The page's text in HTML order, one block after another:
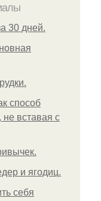
30 дней.
способ
не вставая с
и ягодиц.
себя